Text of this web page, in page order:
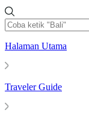
Halaman Utama
Traveler Guide